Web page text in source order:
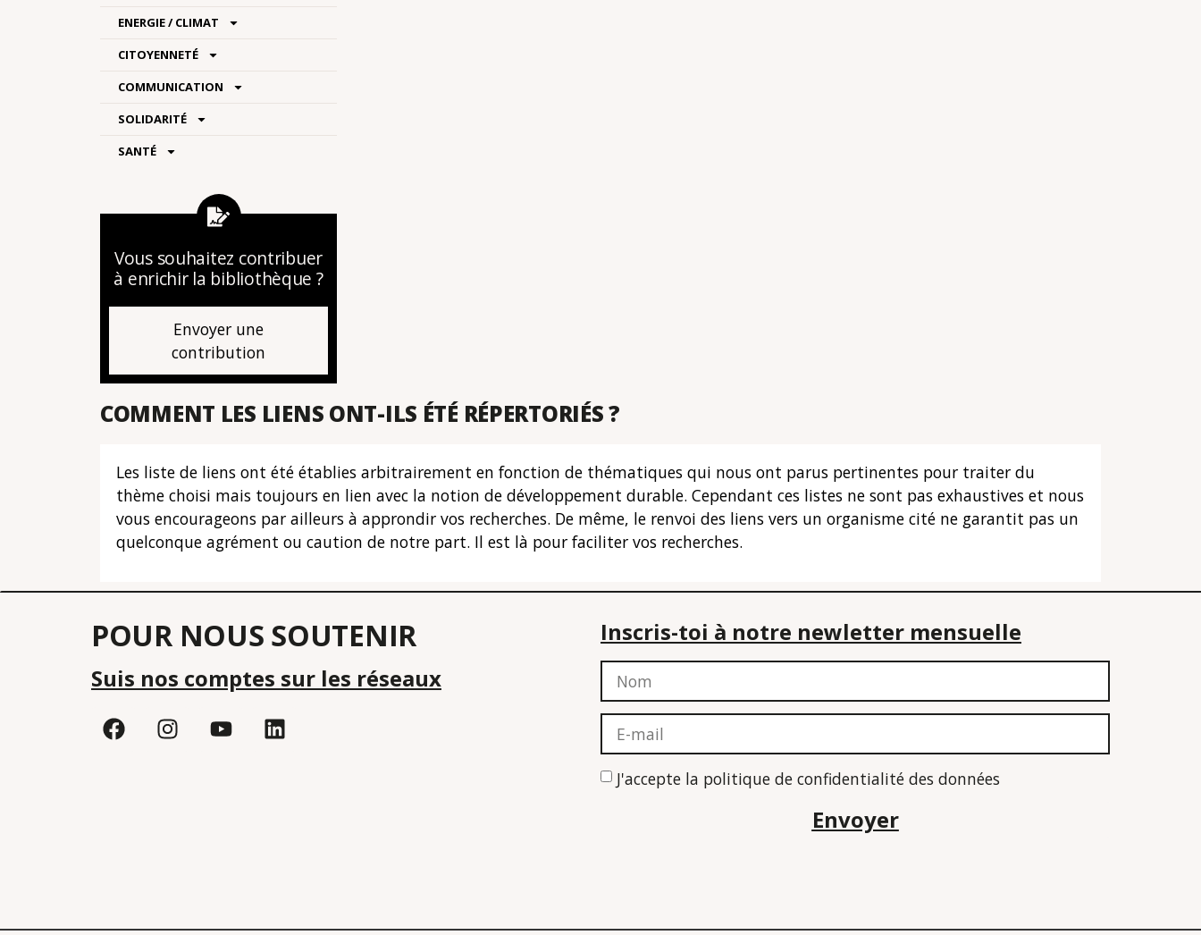
ENERGIE / CLIMAT
CITOYENNETÉ
COMMUNICATION
SOLIDARITÉ
SANTÉ
Vous souhaitez contribuer
à enrichir la bibliothèque ?
Envoyer une
contribution
COMMENT LES LIENS ONT-ILS ÉTÉ RÉPERTORIÉS ?
Les liste de liens ont été établies arbitrairement en fonction de thématiques qui nous ont parus pertinentes pour traiter du
thème choisi mais toujours en lien avec la notion de développement durable. Cependant ces listes ne sont pas exhaustives et nous
vous encourageons par ailleurs à approndir vos recherches. De même, le renvoi des liens vers un organisme cité ne garantit pas un
quelconque agrément ou caution de notre part. Il est là pour faciliter vos recherches.
POUR NOUS SOUTENIR
Suis nos comptes sur les réseaux
Inscris-toi à notre newletter mensuelle
J'accepte la politique de confidentialité des données
Envoyer